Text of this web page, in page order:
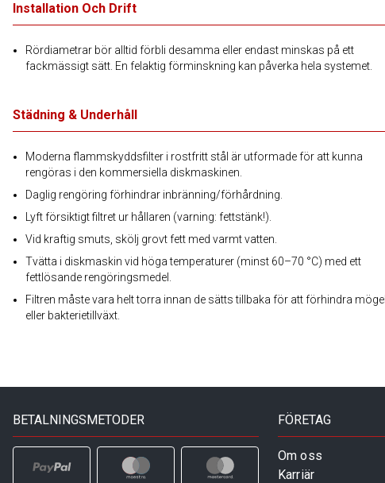
Installation Och Drift
Rördiametrar bör alltid förbli desamma eller endast minskas på ett
fackmässigt sätt. En felaktig förminskning kan påverka hela systemet.
Städning & Underhåll
Moderna flammskyddsfilter i rostfritt stål är utformade för att kunna
rengöras i den kommersiella diskmaskinen.
Daglig rengöring förhindrar inbränning/förhårdning.
Lyft försiktigt filtret ur hållaren (varning: fettstänk!).
Vid kraftig smuts, skölj grovt fett med varmt vatten.
Tvätta i diskmaskin vid höga temperaturer (minst 60–70 °C) med ett
fettlösande rengöringsmedel.
Filtren måste vara helt torra innan de sätts tillbaka för att förhindra mögel
eller bakterietillväxt.
BETALNINGSMETODER FÖRETAG
Om oss
Karriär